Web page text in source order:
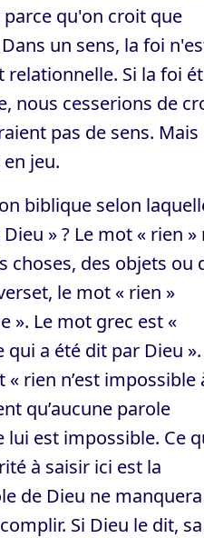
qu'on croit que
un sens, la foi
relationnelle. Si la foi
nous cesserions de
pas de sens. Mais
jeu.
biblique selon
» ? Le mot « rien »
choses, des objets ou
le mot « rien »
». Le mot grec est «
qui a été dit par Dieu ».
« rien n’est impossible
qu’aucune parole
est impossible. Ce
à saisir ici est la
de Dieu ne
Si Dieu le dit, sa